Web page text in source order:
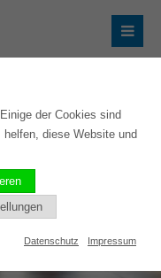
der Cookies sind
diese Website und
Datenschutz Impressum